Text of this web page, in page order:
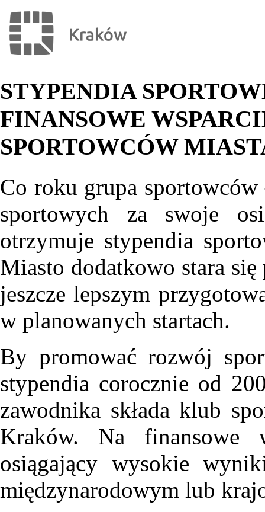
STYPENDIA
FINANSOWE
SPORTOWCÓW
Co roku grupa
sportowych za swoje
otrzymuje stypendia
Miasto dodatkowo stara
jeszcze lepszym
w planowanych startach.
By promować rozwój
stypendia corocznie od
zawodnika składa klub
Kraków. Na finansowe
osiągający wysokie
międzynarodowym lub